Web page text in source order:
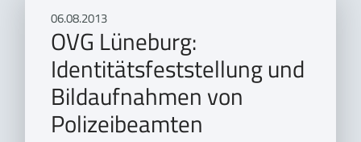
06.08.2013
OVG Lüneburg:
Identitätsfeststellung und
Bildaufnahmen von
Polizeibeamten